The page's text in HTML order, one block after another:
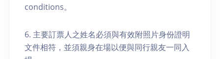
conditions。
6. ⁠⁠主要訂票人之姓名必須與有效附照片身份證明
文件相符，並須親身在場以便與同行親友一同入